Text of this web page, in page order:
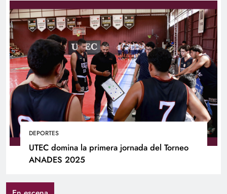
DEPORTES
UTEC domina la primera jornada del Torneo
ANADES 2025